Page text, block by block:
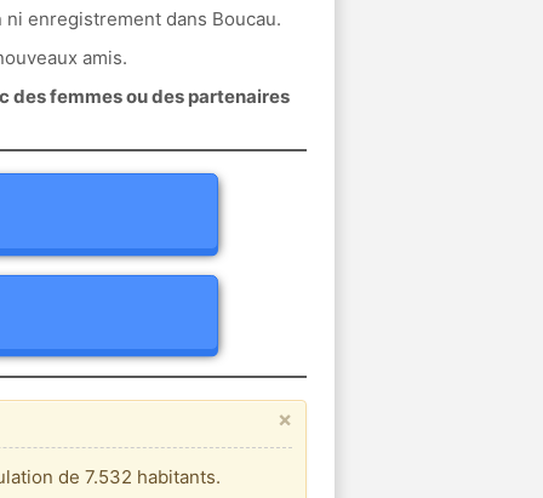
enregistrement dans Boucau.
amis.
des femmes ou des partenaires
×
de 7.532 habitants.